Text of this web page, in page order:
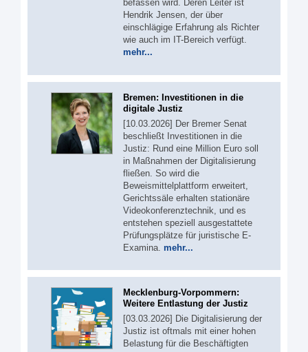
befassen wird. Deren Leiter ist
Hendrik Jensen, der über
einschlägige Erfahrung als Richter
wie auch im IT-Bereich verfügt.
mehr...
Bremen: Investitionen in die
digitale Justiz
[10.03.2026] Der Bremer Senat
beschließt Investitionen in die
Justiz: Rund eine Million Euro soll
in Maßnahmen der Digitalisierung
fließen. So wird die
Beweismittelplattform erweitert,
Gerichtssäle erhalten stationäre
Videokonferenztechnik, und es
entstehen speziell ausgestattete
Prüfungsplätze für juristische E-
Examina. mehr...
Mecklenburg-Vorpommern:
Weitere Entlastung der Justiz
[03.03.2026] Die Digitalisierung der
Justiz ist oftmals mit einer hohen
Belastung für die Beschäftigten